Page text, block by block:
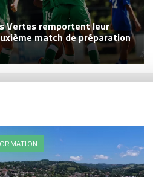
Vertes remportent leur
match de préparation